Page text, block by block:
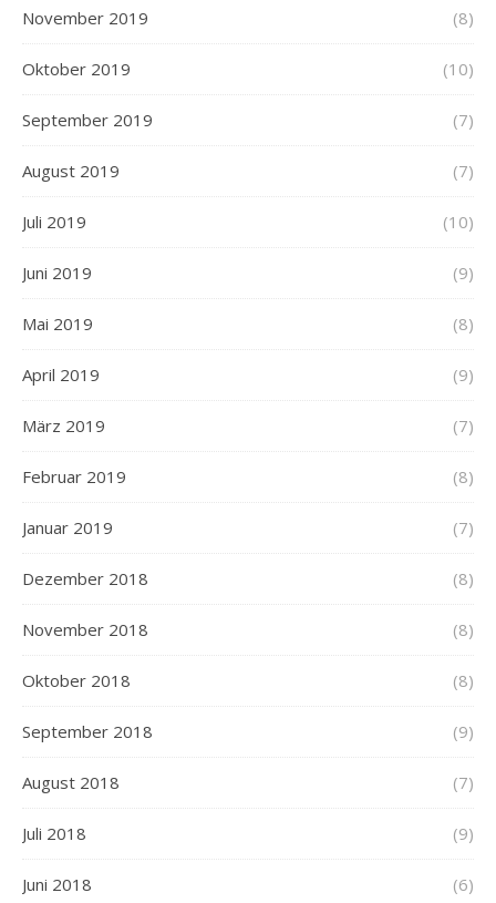
November 2019 (8)
Oktober 2019 (10)
September 2019 (7)
August 2019 (7)
Juli 2019 (10)
Juni 2019 (9)
Mai 2019 (8)
April 2019 (9)
März 2019 (7)
Februar 2019 (8)
Januar 2019 (7)
Dezember 2018 (8)
November 2018 (8)
Oktober 2018 (8)
September 2018 (9)
August 2018 (7)
Juli 2018 (9)
Juni 2018 (6)